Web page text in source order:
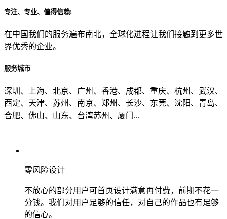
专注、专业、值得信赖!
在中国我们的服务遍布南北，全球化进程让我们接触到更多世
界优秀的企业。
服务城市
深圳、上海、北京、广州、香港、成都、重庆、杭州、武汉、
西定、天津、苏州、南京、郑州、长沙、东莞、沈阳、青岛、
合肥、佛山、山东、台湾苏州、厦门...
零风险设计
不放心的部分用户可首页设计满意再付费，前期不花一
分钱。我们对用户足够的信任，对自己的作品也有足够
的信心。